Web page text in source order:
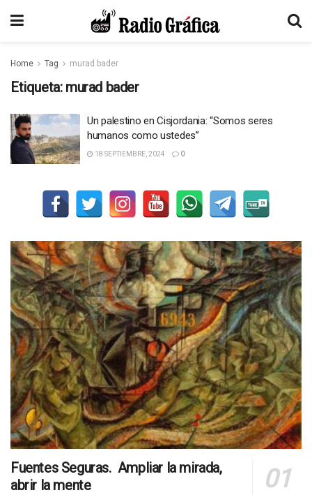
Home Tag murad bader
Etiqueta: murad bader
Un palestino en Cisjordania: “Somos seres
humanos como ustedes”
18 SEPTIEMBRE, 2024 0
Fuentes Seguras. Ampliar la mirada,
abrir la mente